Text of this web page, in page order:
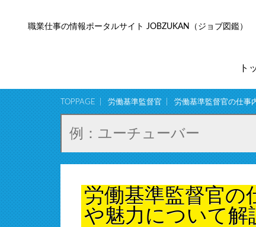
職業仕事の情報ポータルサイト JOBZUKAN（ジョブ図鑑）
ト
TOPPAGE 労働基準監督官 労働基準監督官の仕事
労働基準監督官の
や魅力について解